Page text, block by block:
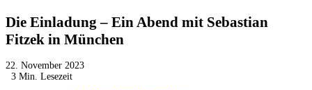
Die Einladung – Ein Abend mit Sebastian
Fitzek in München
22. November 2023
3 Min. Lesezeit